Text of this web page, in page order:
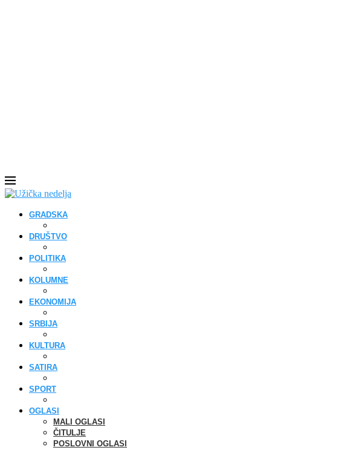
GRADSKA
DRUŠTVO
POLITIKA
KOLUMNE
EKONOMIJA
SRBIJA
KULTURA
SATIRA
SPORT
OGLASI
MALI OGLASI
ČITULJE
POSLOVNI OGLASI